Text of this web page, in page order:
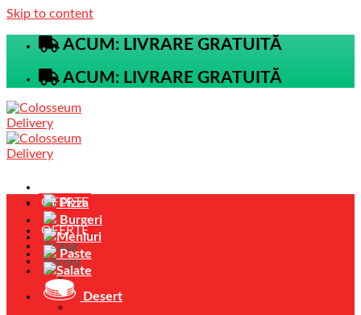
Skip to content
ACUM: LIVRARE GRATUITĂ
ACUM: LIVRARE GRATUITĂ
OFERTE
OFERTE
Acasa
Meniu
Pizza
Burgeri
Pizza
Burgeri
Meniuri
Paste
Salate
Desert